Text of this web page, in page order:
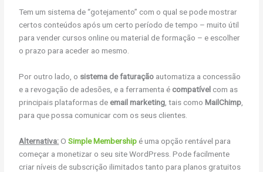
Tem um sistema de “gotejamento” com o qual se pode mostrar
certos conteúdos após um certo período de tempo – muito útil
para vender cursos online ou material de formação – e escolher
o prazo para aceder ao mesmo.
Por outro lado, o sistema de faturação automatiza a concessão
e a revogação de adesões, e a ferramenta é compatível com as
principais plataformas de email marketing , tais comoMailChimp
para que possa comunicar com os seus clientes.
Alternativa:OSimple Membership é uma opção rentável para
começar a monetizar o seu site WordPress. Pode facilmente
criar níveis de subscrição ilimitados tanto para planos gratuitos